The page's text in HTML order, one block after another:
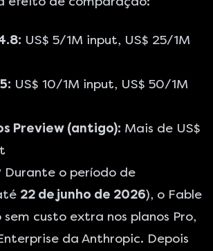
US$ 5/1M input, US$ 25/1M
US$ 10/1M input, US$ 50/1M
Preview (antigo): Mais de US$
Durante o período de
22 de junho de 2026), o Fable
custo extra nos planos Pro,
da Anthropic. Depois